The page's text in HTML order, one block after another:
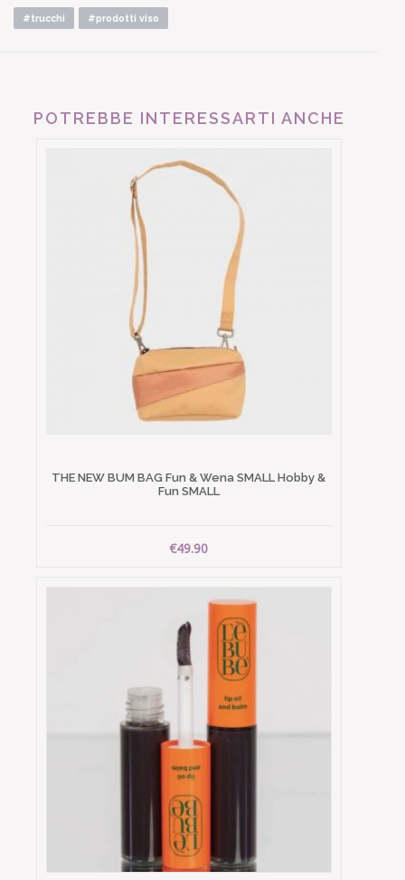
#trucchi #prodotti viso
POTREBBE INTERESSARTI ANCHE
THE NEW BUM BAG Fun & Wena SMALL Hobby &
Fun SMALL
€49.90